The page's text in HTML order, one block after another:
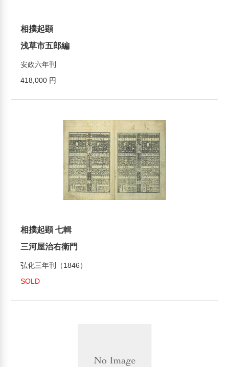
相撲起顕
浅草市五郎編
安政六年刊
418,000 円
相撲起顕 七輯
三河屋治右衛門
弘化三年刊（1846）
SOLD